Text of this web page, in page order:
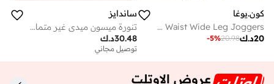
كون.يوغا
Mid Waist Wide Leg Joggers
د.ك20
20.98
-5%
ساندايز
تنورة ميسون ميدي غير متماثلة الحافة
د.ك30.48
توصيل مجاني
عروض الاوتلت